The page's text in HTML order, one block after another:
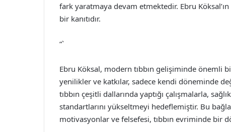
fark yaratmaya devam etmektedir. Ebru
bir kanıtıdır.
“`
Ebru Köksal, modern tıbbın gelişiminde önemli
yenilikler ve katkılar, sadece kendi döneminde
tıbbın çeşitli dallarında yaptığı çalışmalarla,
standartlarını yükseltmeyi hedeflemiştir. Bu
motivasyonlar ve felsefesi, tıbbın evriminde bir